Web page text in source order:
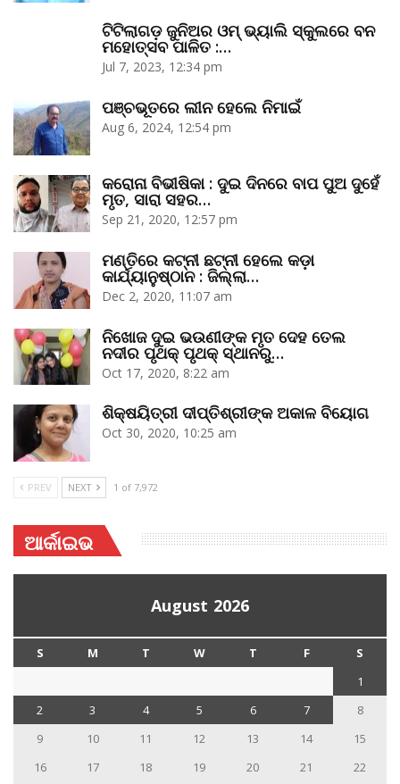
ଟିଟିଲାଗଡ଼ ଜୁନିଅର ଓମ୍‌ ଭ୍ୟାଲି ସ୍କୁଲରେ ବନ
ମହୋତ୍ସବ ପାଳିତ :…
Jul 7, 2023, 12:34 pm
ପଞ୍ଚଭୂତରେ ଲୀନ ହେଲେ ନିମାଇଁ
Aug 6, 2024, 12:54 pm
କରୋନା ବିଭୀଷିକା : ଦୁଇ ଦିନରେ ବାପ ପୁଅ ଦୁହେଁ
ମୃତ, ସାରା ସହର…
Sep 21, 2020, 12:57 pm
ମଣ୍ତିରେ କଟ୍‌ନୀ ଛଟ୍‌ନୀ ହେଲେ କଡ଼ା
କାର୍ଯ୍ୟାନୁଷ୍ଠାନ : ଜିଲ୍ଲା…
Dec 2, 2020, 11:07 am
ନିଖୋଜ ଦୁଇ ଭଉଣୀଙ୍କ ମୃତ ଦେହ ତେଲ
ନଦୀର ପୃଥକ୍‌ ପୃଥକ୍‌ ସ୍ଥାନରୁ…
Oct 17, 2020, 8:22 am
ଶିକ୍ଷୟିତ୍ରୀ ଦୀପ୍ତିଶ୍ରୀଙ୍କ ଅକାଳ ବିୟୋଗ
Oct 30, 2020, 10:25 am
PREV NEXT 1 of 7,972
ଆର୍କାଇଭ
August 2026
S M T W T F
S
1
2
3 4 5 6 7
8
9
10 11 12 13 14
15
16
17 18 19 20 21 22